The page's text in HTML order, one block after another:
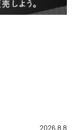
2026.8.8